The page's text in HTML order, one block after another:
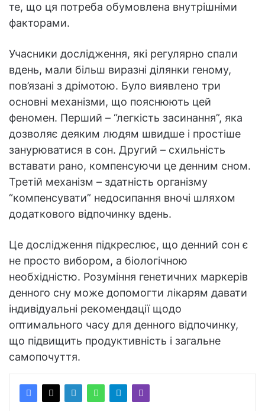
те, що ця потреба обумовлена внутрішніми
факторами.
Учасники дослідження, які регулярно спали
вдень, мали більш виразні ділянки геному,
пов’язані з дрімотою. Було виявлено три
основні механізми, що пояснюють цей
феномен. Перший – “легкість засинання”, яка
дозволяє деяким людям швидше і простіше
занурюватися в сон. Другий – схильність
вставати рано, компенсуючи це денним сном.
Третій механізм – здатність організму
“компенсувати” недосипання вночі шляхом
додаткового відпочинку вдень.
Це дослідження підкреслює, що денний сон є
не просто вибором, а біологічною
необхідністю. Розуміння генетичних маркерів
денного сну може допомогти лікарям давати
індивідуальні рекомендації щодо
оптимального часу для денного відпочинку,
що підвищить продуктивність і загальне
самопочуття.